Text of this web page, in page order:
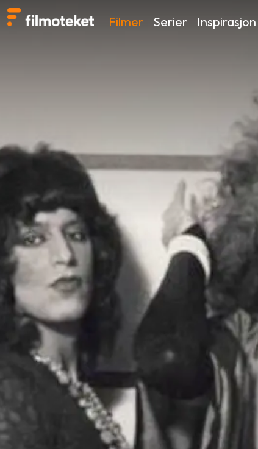
Filmer Serier Inspirasjon